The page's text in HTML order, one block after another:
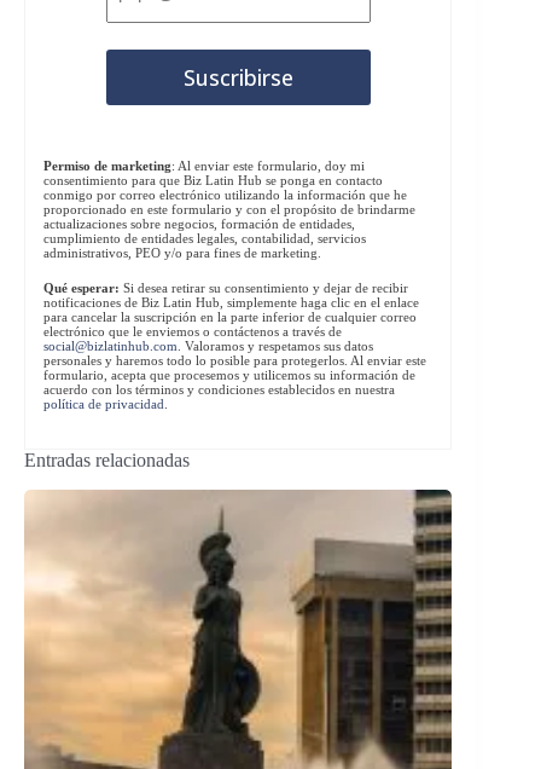
Permiso de marketing: Al enviar este formulario, doy mi
consentimiento para que Biz Latin Hub se ponga en contacto
conmigo por correo electrónico utilizando la información que he
proporcionado en este formulario y con el propósito de brindarme
actualizaciones sobre negocios, formación de entidades,
cumplimiento de entidades legales, contabilidad, servicios
administrativos, PEO y/o para fines de marketing.
Qué esperar: Si desea retirar su consentimiento y dejar de recibir
notificaciones de Biz Latin Hub, simplemente haga clic en el enlace
para cancelar la suscripción en la parte inferior de cualquier correo
electrónico que le enviemos o contáctenos a través de
social@bizlatinhub.com . Valoramos y respetamos sus datos
personales y haremos todo lo posible para protegerlos. Al enviar este
formulario, acepta que procesemos y utilicemos su información de
acuerdo con los términos y condiciones establecidos en nuestra
política de privacidad
Entradas relacionadas